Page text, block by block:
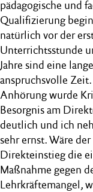
pädagogische und
Qualifizierung
natürlich vor der
Unterrichtsstunde
Jahre sind eine
anspruchsvolle
Anhörung wurde
Besorgnis am
deutlich und ich
sehr ernst. Wäre der
Direkteinstieg die
Maßnahme gegen
Lehrkräftemangel,